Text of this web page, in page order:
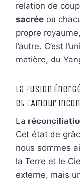
relation de
sacrée où
propre
l’autre. C’est
matière, du
La Fusion
et l’Amour
La
Cet état de
nous sommes
la Terre et le
externe, mais